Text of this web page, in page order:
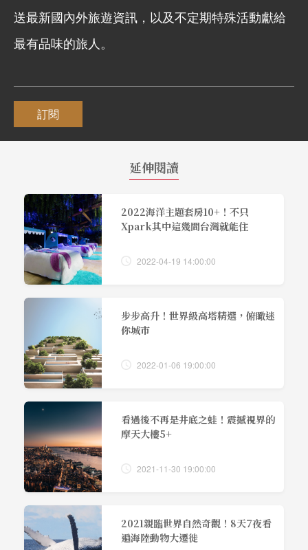
送最新國內外旅遊資訊，以及不定期特殊活動獻給
最有品味的旅人。
訂閱
延伸閱讀
2022海洋主題套房10+！不只
Xpark其中這幾間台灣就能住
2022-04-19 14:00:00
步步高升！世界級高塔精選，俯瞰迷
你城市
2022-01-06 19:00:00
看過後不再是井底之蛙！震撼視界的
摩天大樓5+
2021-11-30 19:00:00
2021親臨世界自然奇觀！8天7夜看
遍海陸動物大遷徙